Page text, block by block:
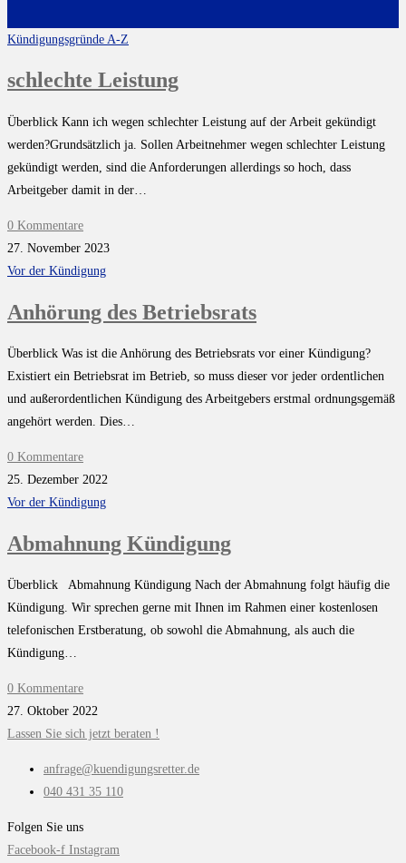
Kündigungsgründe A-Z
schlechte Leistung
Überblick Kann ich wegen schlechter Leistung auf der Arbeit gekündigt
werden?Grundsätzlich ja. Sollen Arbeitnehmer wegen schlechter Leistung
gekündigt werden, sind die Anforderungen allerdings so hoch, dass
Arbeitgeber damit in der…
0 Kommentare
27. November 2023
Vor der Kündigung
Anhörung des Betriebsrats
Überblick Was ist die Anhörung des Betriebsrats vor einer Kündigung?
Existiert ein Betriebsrat im Betrieb, so muss dieser vor jeder ordentlichen
und außerordentlichen Kündigung des Arbeitgebers erstmal ordnungsgemäß
angehört werden. Dies…
0 Kommentare
25. Dezember 2022
Vor der Kündigung
Abmahnung Kündigung
Überblick Abmahnung Kündigung Nach der Abmahnung folgt häufig die
Kündigung. Wir sprechen gerne mit Ihnen im Rahmen einer kostenlosen
telefonischen Erstberatung, ob sowohl die Abmahnung, als auch die
Kündigung…
0 Kommentare
27. Oktober 2022
Lassen Sie sich jetzt beraten !
anfrage@kuendigungsretter.de
040 431 35 110
Folgen Sie uns
Facebook-f Instagram